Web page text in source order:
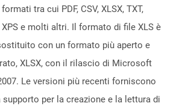
tra cui PDF, CSV, XLSX, TXT,
XPS e molti altri. Il formato di file XLS è
con un formato più aperto e
XLSX, con il rilascio di Microsoft
Le versioni più recenti forniscono
supporto per la creazione e la lettura di